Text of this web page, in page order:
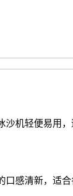
机轻便易用，
感清新，适